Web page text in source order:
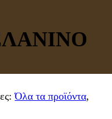
Όλα τα προϊόντα,